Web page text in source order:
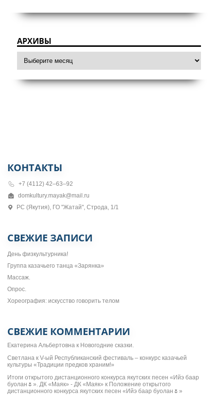
АРХИВЫ
КОНТАКТЫ
+7 (4112) 42–63–92
domkultury.mayak@mail.ru
РС (Якутия), ГО "Жатай", Строда, 1/1
СВЕЖИЕ ЗАПИСИ
День физкультурника!
Группа казачьего танца «Зарянка»
Массаж.
Опрос.
Хореография: искусство говорить телом
СВЕЖИЕ КОММЕНТАРИИ
Екатерина Альбертовна к Новогодние сказки.
Светлана к V-ый Республиканский фестиваль – конкурс казачьей
культуры «Традиции предков храним!»
Итоги открытого дистанционного конкурса якутских песен «Ийэ баар
буолан🌷». ДК «Маяк» - ДК «Маяк» к Положение открытого
дистанционного конкурса якутских песен «Ийэ баар буолан🌷»